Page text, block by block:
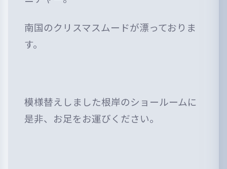
南国のクリスマスムードが漂っておりま
す。
模様替えしました根岸のショールームに
是非、お足をお運びください。